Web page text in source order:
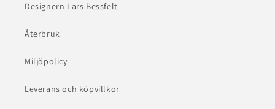
Designern Lars Bessfelt
Återbruk
Miljöpolicy
Leverans och köpvillkor